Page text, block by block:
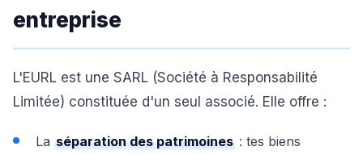
entreprise
L'EURL est une SARL (Société à Responsabilité
Limitée) constituée d'un seul associé. Elle offre :
La séparation des patrimoines : tes biens